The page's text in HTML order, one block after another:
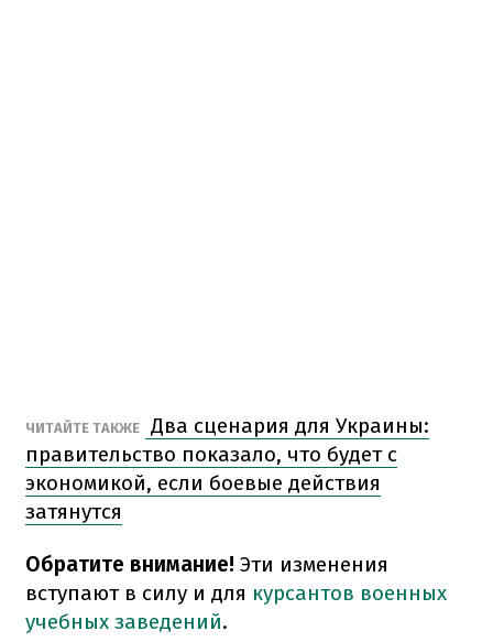
ЧИТАЙТЕ ТАКЖЕ
Два сценария для Украины:
правительство показало, что будет с
экономикой, если боевые действия
затянутся
Обратите внимание! Эти изменения
вступают в силу и для курсантов военных
учебных заведений.